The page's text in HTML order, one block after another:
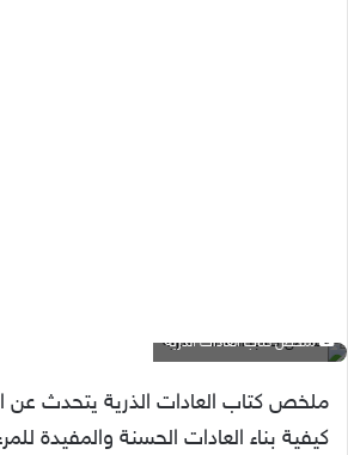
ملخص كتاب العادات الذرية
ملخص كتاب العادات الذرية يتحدث عن
كيفية بناء العادات الحسنة والمفيدة